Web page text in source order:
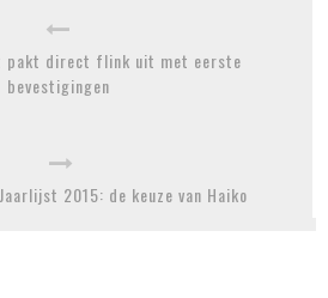
pakt direct flink uit met eerste
bevestigingen
2015: de keuze van Haiko